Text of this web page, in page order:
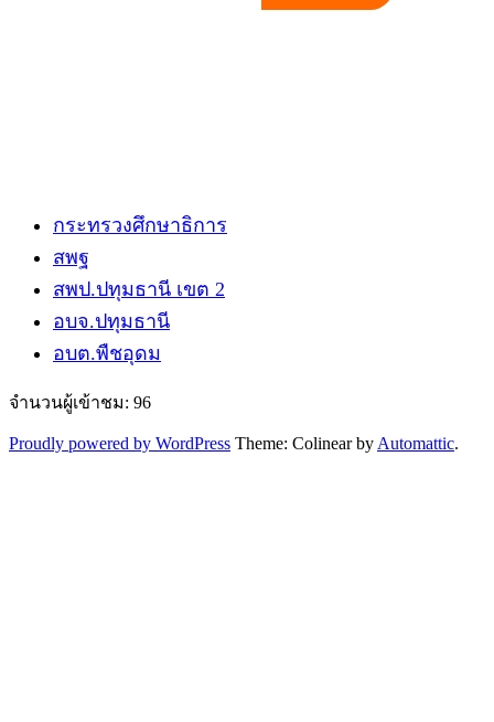
กระทรวงศึกษาธิการ
สพฐ
สพป.ปทุมธานี​ เขต 2
อบจ.ปทุมธานี
อบต.พืชอุดม
จำนวนผู้เข้าชม: 96
Proudly powered by WordPress Theme: Colinear by Automattic.